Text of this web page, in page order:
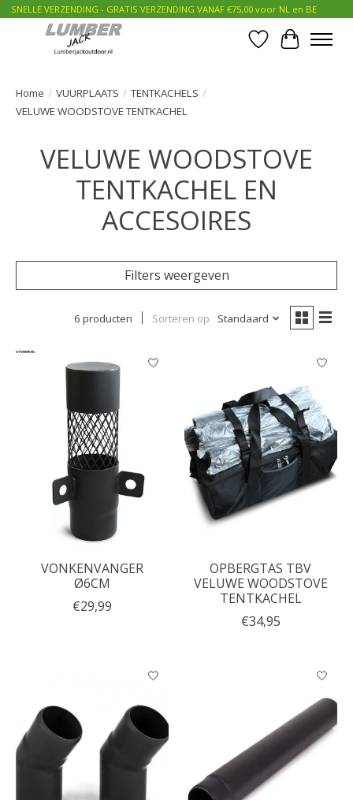
SNELLE VERZENDING - GRATIS VERZENDING VANAF €75,00 voor NL en BE
Verlanglijst
Home / VUURPLAATS / TENTKACHELS /
VELUWE WOODSTOVE TENTKACHEL
VELUWE WOODSTOVE
TENTKACHEL EN
ACCESOIRES
Filters weergeven
6 producten Sorteren op Standaard
VONKENVANGER
Ø6CM
€29,99
OPBERGTAS TBV
VELUWE WOODSTOVE
TENTKACHEL
€34,95